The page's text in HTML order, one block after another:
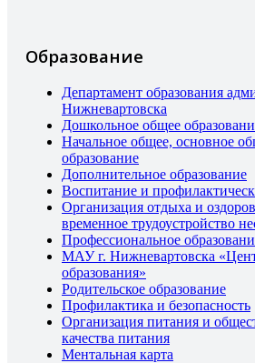
Образование
Департамент образования
Нижневартовска
Дошкольное общее
Начальное общее, основное
образование
Дополнительное образование
Воспитание и
Организация отдыха и
временное трудоустройство
Профессиональное
МАУ г. Нижневартовска
образования»
Родительское образование
Профилактика и безопасность
Организация питания и
качества питания
Ментальная карта